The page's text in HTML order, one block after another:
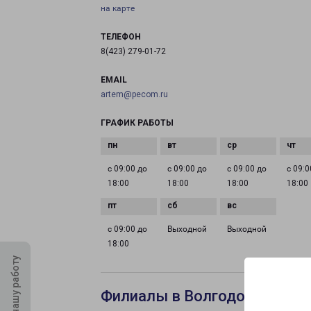
на карте
ТЕЛЕФОН
8(423) 279-01-72
EMAIL
artem@pecom.ru
ГРАФИК РАБОТЫ
с 09:00 до
18:00
с 09:00 до
18:00
с 09:00 до
18:00
с
18:00
с 09:00 до
18:00
Выходной Выходной
Филиалы в Волгодонске